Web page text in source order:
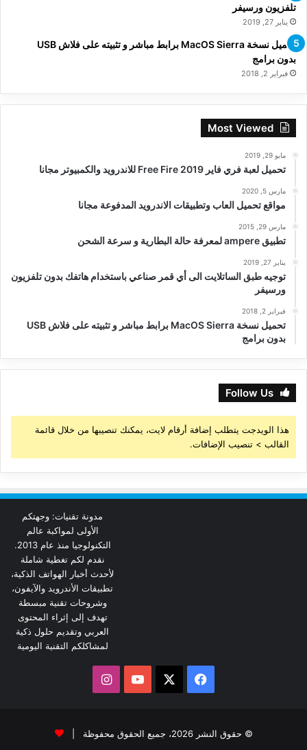
تلفزيون ورسيفر
يناير 27, 2019
تحميل نسخة MacOS Sierra برابط مباشر و تثبيته على فلاش USB
بدون برامج
فبراير 2, 2018
Most Viewed
مايو 29, 2019
تحميل لعبة فري فاير Free Fire 2019 للاندرويد والكمبيوتر مجانا
مارس 5, 2020
مواقع تحميل العاب وتطبيقات الاندرويد المدفوعة مجانا
مارس 29, 2015
تطبيق ampere لمعرفة حالة البطارية و سرعة الشحن
يناير 27, 2019
توجيه طبق الساتلايت الى أي قمر صناعي باستخدام هاتفك بدون تلفزيون
ورسيفر
فبراير 2, 2018
تحميل نسخة MacOS Sierra برابط مباشر و تثبيته على فلاش USB
بدون برامج
Follow Us
هذا الويدجت يتطلب إضافة أرقام لايت، يمكنك تنصيبها من خلال قائمة
القالب > تنصيب الإضافات.
مدونة تقنيات: وجهتكم
الأولى لمواكبة عالم
التكنولوجيا منذ عام 2013.
نقدم لكم تغطية شاملة
لأحدث أخبار الهواتف الذكية،
تطبيقات الأندرويد والآيفون،
وشروحات تقنية مبسطة
تهدف إلى إثراء المحتوى
العربي وتقديم حلول ذكية
لمشاكلكم التقنية اليومية
فيسبوك ‫YouTubeانستقرام
© حقوق النشر 2026، جميع الحقوق محفوظة |